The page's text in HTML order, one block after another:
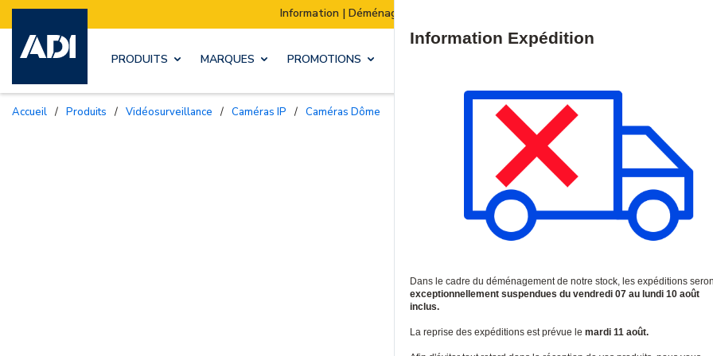
Information | Déménagement de notre stock : Les expéditions seront suspendues du 07 au 10 août inclus.
PRODUITS MARQUES PROMOTIONS
Accueil / Produits / Vidéosurveillance / Caméras IP / Caméras Dôme